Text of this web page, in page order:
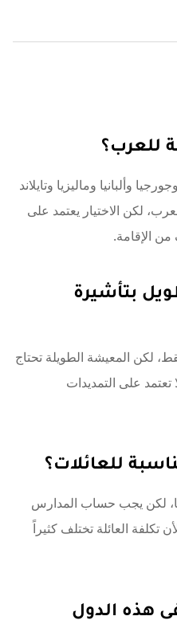
للعرب؟
وألبانيا وماليزيا وتايلاند
لكن الاختيار يعتمد على
من الإقامة.
بتأشيرة
لكن المعيشة الطويلة تحتاج
تعتمد على التمديدات
للعائلات؟
لكن يجب حساب المدارس
تكلفة العائلة تختلف كثيراً
هذه الدول